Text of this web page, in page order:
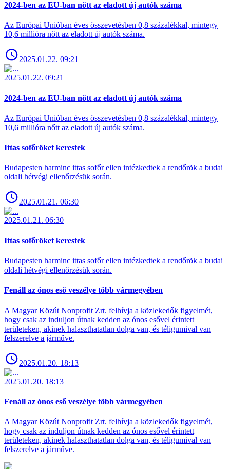
2024-ben az EU-ban nőtt az eladott új autók száma
Az Európai Unióban éves összevetésben 0,8 százalékkal, mintegy
10,6 millióra nőtt az eladott új autók száma.
2025.01.22. 09:21
2025.01.22. 09:21
2024-ben az EU-ban nőtt az eladott új autók száma
Az Európai Unióban éves összevetésben 0,8 százalékkal, mintegy
10,6 millióra nőtt az eladott új autók száma.
Ittas sofőröket kerestek
Budapesten harminc ittas sofőr ellen intézkedtek a rendőrök a budai
oldali hétvégi ellenőrzésük során.
2025.01.21. 06:30
2025.01.21. 06:30
Ittas sofőröket kerestek
Budapesten harminc ittas sofőr ellen intézkedtek a rendőrök a budai
oldali hétvégi ellenőrzésük során.
Fenáll az ónos eső veszélye több vármegyében
A Magyar Közút Nonprofit Zrt. felhívja a közlekedők figyelmét,
hogy csak az induljon útnak kedden az ónos esővel érintett
területeken, akinek halaszthatatlan dolga van, és téligumival van
felszerelve a járműve.
2025.01.20. 18:13
2025.01.20. 18:13
Fenáll az ónos eső veszélye több vármegyében
A Magyar Közút Nonprofit Zrt. felhívja a közlekedők figyelmét,
hogy csak az induljon útnak kedden az ónos esővel érintett
területeken, akinek halaszthatatlan dolga van, és téligumival van
felszerelve a járműve.